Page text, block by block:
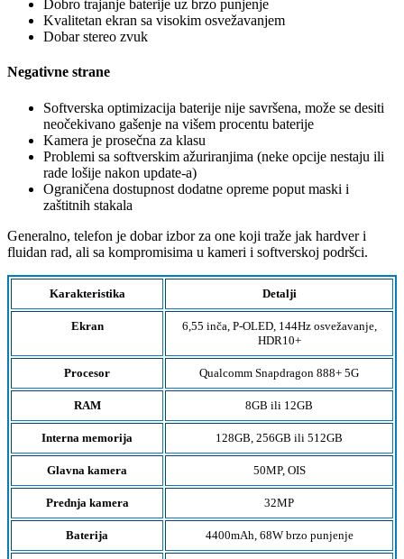
Dobro trajanje baterije uz brzo punjenje
Kvalitetan ekran sa visokim osvežavanjem
Dobar stereo zvuk
Negativne strane
Softverska optimizacija baterije nije savršena, može se desiti
neočekivano gašenje na višem procentu baterije
Kamera je prosečna za klasu
Problemi sa softverskim ažuriranjima (neke opcije nestaju ili
rade lošije nakon update-a)
Ograničena dostupnost dodatne opreme poput maski i
zaštitnih stakala
Generalno, telefon je dobar izbor za one koji traže jak hardver i
fluidan rad, ali sa kompromisima u kameri i softverskoj podršci.
Karakteristika Detalji
Ekran
6,55 inča, P-OLED, 144Hz osvežavanje,
HDR10+
Procesor Qualcomm Snapdragon 888+ 5G
RAM 8GB ili 12GB
Interna memorija 128GB, 256GB ili 512GB
Glavna kamera 50MP, OIS
Prednja kamera 32MP
Baterija 4400mAh, 68W brzo punjenje